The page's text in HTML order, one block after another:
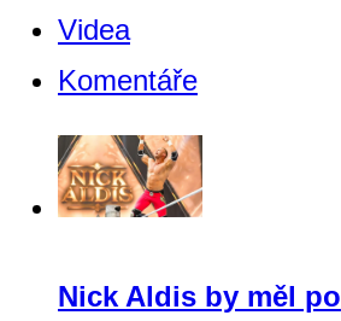
Videa
Komentáře
Nick Aldis by měl po